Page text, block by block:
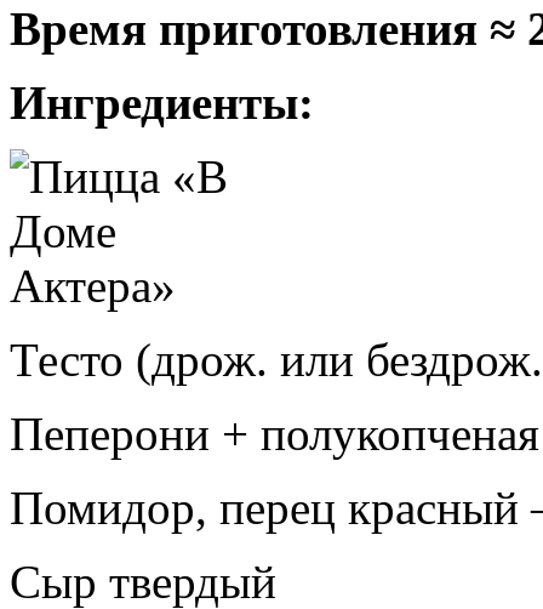
Время приготовления ≈
Ингредиенты:
Тесто (дрож. или
Пеперони +
Помидор, перец красный
Сыр твердый